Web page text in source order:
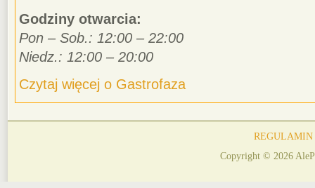
Godziny otwarcia:
Pon – Sob.: 12:00 – 22:00
Niedz.: 12:00 – 20:00
Czytaj więcej o Gastrofaza
REGULAMIN
Copyright © 2026